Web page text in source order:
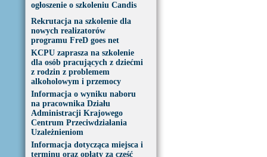
ogłoszenie o szkoleniu Candis
Rekrutacja na szkolenie dla
nowych realizatorów
programu FreD goes net
KCPU zaprasza na szkolenie
dla osób pracujących z dziećmi
z rodzin z problemem
alkoholowym i przemocy
Informacja o wyniku naboru
na pracownika Działu
Administracji Krajowego
Centrum Przeciwdziałania
Uzależnieniom
Informacja dotycząca miejsca i
terminu oraz opłaty za część